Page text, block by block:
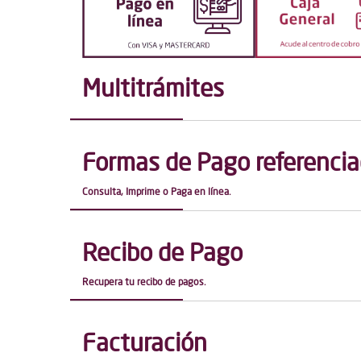
Multitrámites
Formas de Pago
Consulta, Imprime o Paga en línea.
Recibo de Pago
Recupera tu recibo de pagos.
Facturación